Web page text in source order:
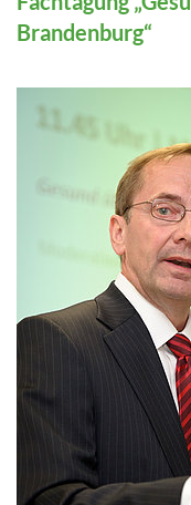
Brandenburg“